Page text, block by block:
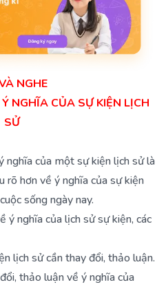
NGHE
NGHĨA CỦA SỰ KIỆN LỊCH
SỬ
nghĩa của một sự kiện lịch sử là
rõ hơn về ý nghĩa của sự kiện
sống ngày nay.
ý nghĩa của lịch sử sự kiện, các
lịch sử cần thay đổi, thảo luận.
thảo luận về ý nghĩa của